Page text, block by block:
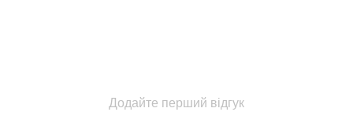
Додайте перший відгук